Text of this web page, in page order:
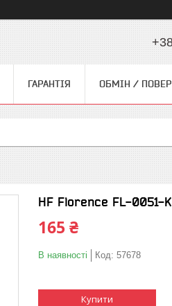
ГАРАНТІЯ ОБМІН /
HF Florence FL-0051-
165 ₴
В наявності Код: 57678
Купити